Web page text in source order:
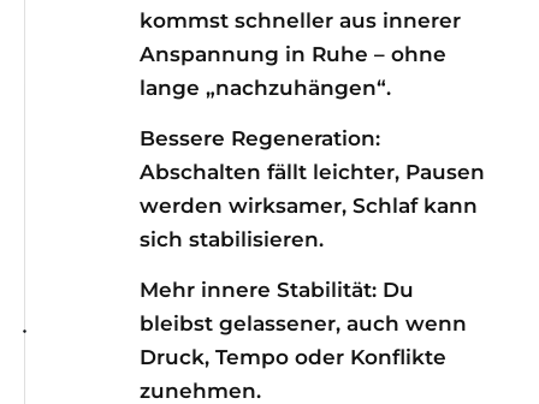
kommst schneller aus innerer
Anspannung in Ruhe – ohne
lange „nachzuhängen“.
Bessere Regeneration:
Abschalten fällt leichter, Pausen
werden wirksamer, Schlaf kann
sich stabilisieren.
Mehr innere Stabilität: Du
bleibst gelassener, auch wenn
Druck, Tempo oder Konflikte
zunehmen.